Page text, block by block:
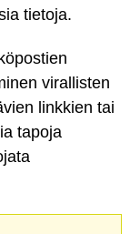
tietoja.
virallisten
linkkien tai
tapoja